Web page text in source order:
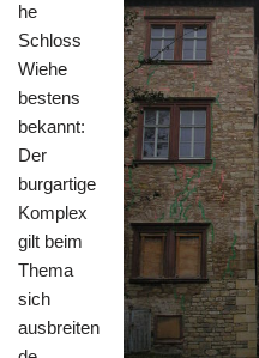
he
Schloss
Wiehe
bestens
bekannt:
Der
burgartige
Komplex
gilt beim
Thema
sich
ausbreiten